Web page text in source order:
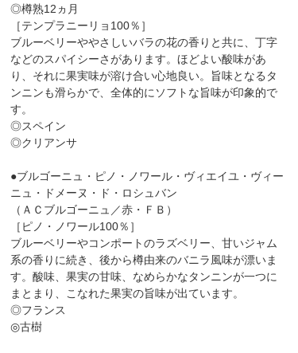
◎樽熟12ヵ月
［テンプラニーリョ100％］
ブルーベリーややさしいバラの花の香りと共に、丁字
などのスパイシーさがあります。ほどよい酸味があ
り、それに果実味が溶け合い心地良い。旨味となるタ
ンニンも滑らかで、全体的にソフトな旨味が印象的で
す。
◎スペイン
◎クリアンサ
●ブルゴーニュ・ピノ・ノワール・ヴィエイユ・ヴィー
ニュ・ドメーヌ・ド・ロシュバン
（ＡＣブルゴーニュ／赤・ＦＢ）
［ピノ・ノワール100％］
ブルーベリーやコンポートのラズベリー、甘いジャム
系の香りに続き、後から樽由来のバニラ風味が漂いま
す。酸味、果実の甘味、なめらかなタンニンが一つに
まとまり、こなれた果実の旨味が出ています。
◎フランス
◎古樹